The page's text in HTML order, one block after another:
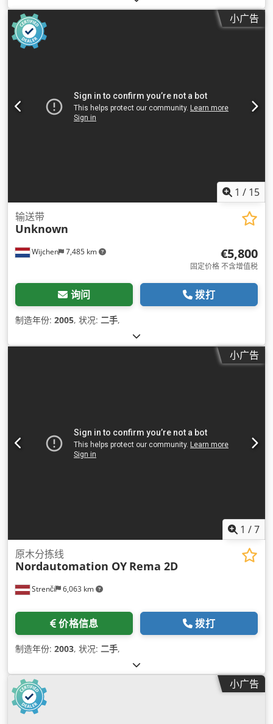
小广告
1 / 15
Wijchen 7,485 km
输送带
Unknown
€5,800
固定价格 不含增值税
询问 拨打
制造年份: 2005, 状况: 二手,
小广告
1 /7
Strenči 6,063 km
原木分拣线
Nordautomation OY Rema 2D
价格信息 拨打
制造年份: 2003, 状况: 二手,
小广告